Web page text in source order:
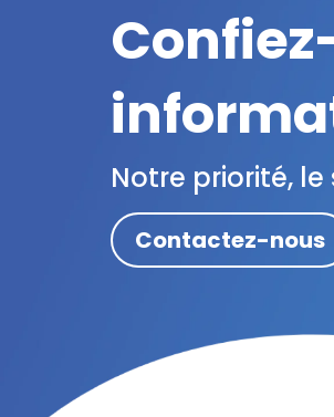
Notre priorité,
Contactez-nous